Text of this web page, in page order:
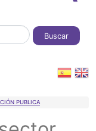
Buscar
ayuda a la
PUBLICA